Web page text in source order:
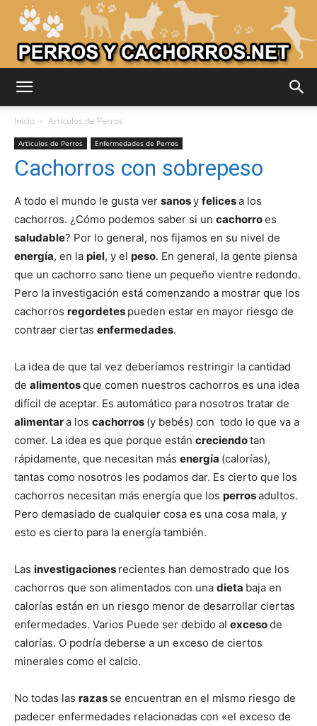
Perros
–
Razas
Perros
–
de
Inicio Articulos de Perros
Articulos de Perros Enfermedades de Perros
Cachorros con sobrepeso
A todo el mundo le gusta ver sanosy felicesa los
cachorros. ¿Cómo podemos saber si un cachorroes
saludable? Por lo general, nos fijamos en su nivel de
energía, en la piel, y el peso. En general, la gente piensa
que un cachorro sano tiene un pequeño vientre redondo.
Pero la investigación está comenzando a mostrar que los
cachorros regordetes pueden estar en mayor riesgo de
contraer ciertas enfermedades.
La idea de que tal vez deberíamos restringir la cantidad
de alimentosque comen nuestros cachorros es una idea
difícil de aceptar. Es automático para nosotros tratar de
alimentara los cachorros (y bebés) con todo lo que va a
comer. La idea es que porque están creciendotan
rápidamente, que necesitan más energía (calorías),
tantas como nosotros les podamos dar. Es cierto que los
cachorros necesitan más energía que los perrosadultos.
Pero demasiado de cualquier cosa es una cosa mala, y
esto es cierto para la energía también.
Las investigaciones recientes han demostrado que los
cachorros que son alimentados con una dieta baja en
calorías están en un riesgo menor de desarrollar ciertas
enfermedades. Varios Puede ser debido al excesode
calorías. O podría deberse a un exceso de ciertos
minerales como el calcio.
No todas las razas se encuentran en el mismo riesgo de
padecer enfermedades relacionadas con «el exceso de